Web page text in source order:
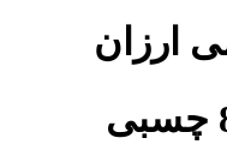
ارزان